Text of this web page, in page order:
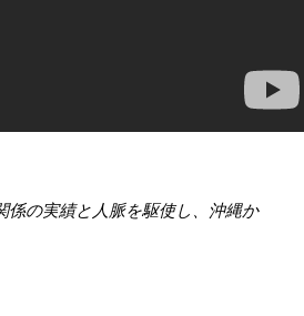
係の実績と人脈を駆使し、沖縄か